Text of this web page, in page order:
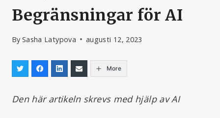
Begränsningar för AI
By Sasha Latypova augusti 12, 2023
More
Den här artikeln skrevs med hjälp av AI